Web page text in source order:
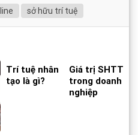
sở hữu trí tuệ
Trí tuệ nhân
tạo là gì?
Giá trị SHTT
trong doanh
nghiệp